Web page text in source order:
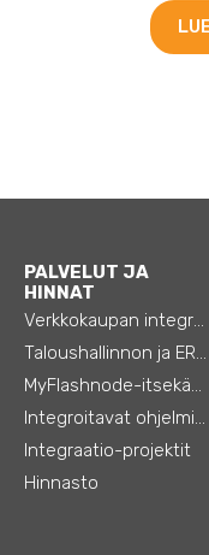
PALVELUT JA
HINNAT
Integraatio-projektit
Hinnasto